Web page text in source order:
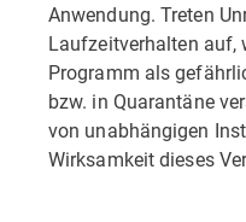
Anwendung. Treten
Laufzeitverhalten auf,
Programm als
bzw. in Quarantäne
von unabhängigen
Wirksamkeit dieses